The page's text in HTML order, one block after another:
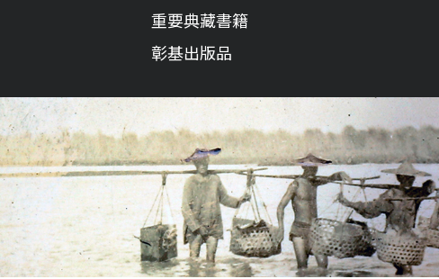
重要典藏書籍
彰基出版品